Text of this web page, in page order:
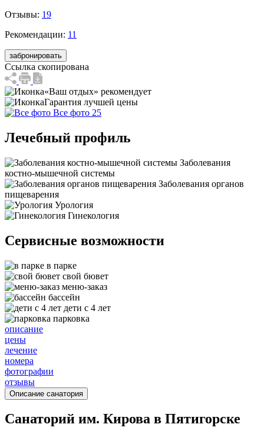
Отзывы: 19
Рекомендации: 11
забронировать
Ссылка скопирована
«Ваш отдых» рекомендует
Гарантия лучшей цены
Все фото 25
Лечебный профиль
Заболевания
костно-мышечной системы
Заболевания органов
пищеварения
Урология
Гинекология
Сервисные возможности
в парке
свой бювет
меню-заказ
бассейн
дети с 4 лет
парковка
описание
цены
лечение
номера
фотографии
отзывы
Описание санатория
Санаторий им. Кирова в Пятигорске